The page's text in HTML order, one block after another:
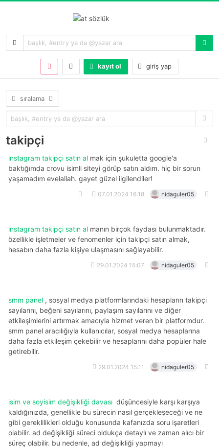
kayıt ol giriş yap
sıralama
takipçi
instagram takipçi satın al mak için şukuletta google'a
baktığımda crovu isimli siteyi görüp satın aldım. hiç bir sorun
yaşamadım evelallah. gayet güzel ilgilendiler!
07.01.2024 16:18 nidaguler05
instagram takipçi satın al manın birçok faydası bulunmaktadır.
özellikle işletmeler ve fenomenler için takipçi satın almak,
hesabın daha fazla kişiye ulaşmasını sağlayabilir.
29.01.2024 15:07 nidaguler05
smm panel , sosyal medya platformlarındaki hesapların takipçi
sayılarını, beğeni sayılarını, paylaşım sayılarını ve diğer
etkileşimlerini artırmak amacıyla hizmet veren bir platformdur.
smm panel aracılığıyla kullanıcılar, sosyal medya hesaplarına
daha fazla etkileşim çekebilir ve hesaplarını daha popüler hale
getirebilir.
29.01.2024 15:11 nidaguler05
i̇sim ve soyisim değişikliği davası düşüncesiyle karşı karşıya
kaldığınızda, genellikle bu sürecin nasıl gerçekleşeceği ve ne
gibi gereklilikleri olduğu konusunda kafanızda soru işaretleri
olabilir. ad değişikliği süreci oldukça detaylı ve zaman alıcı bir
süreç olabilir. bu nedenle, ad değişikliği yapmayı